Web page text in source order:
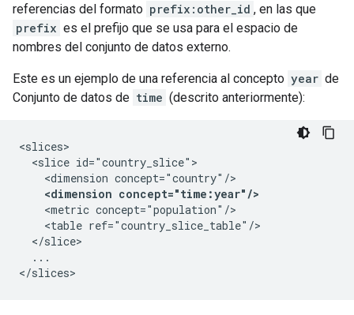
referencias del formato prefix:other_id , en las que
prefix es el prefijo que se usa para el espacio de
nombres del conjunto de datos externo.
Este es un ejemplo de una referencia al concepto year de
Conjunto de datos de time (descrito anteriormente):
<slices>
  <slice id="country_slice">
    <dimension concept="country"/>
<dimension concept="time:year"/>
    <metric concept="population"/>
    <table ref="country_slice_table"/>
  </slice>
  ...
</slices>